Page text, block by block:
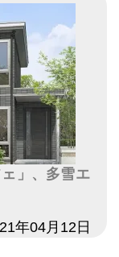
」、多雪エ
年04月12日